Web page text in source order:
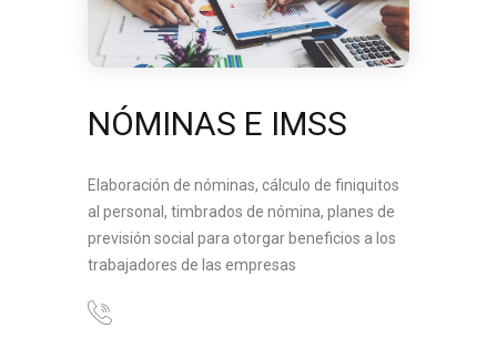
NÓMINAS E IMSS
Elaboración de nóminas, cálculo de finiquitos
al personal, timbrados de nómina, planes de
previsión social para otorgar beneficios a los
trabajadores de las empresas